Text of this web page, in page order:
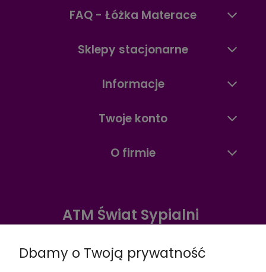
FAQ - Łóżka Materace
Sklepy stacjonarne
Informacje
Twoje konto
O firmie
ATM Świat Sypialni
☎️+48 888 732 669
Dbamy o Twoją prywatność